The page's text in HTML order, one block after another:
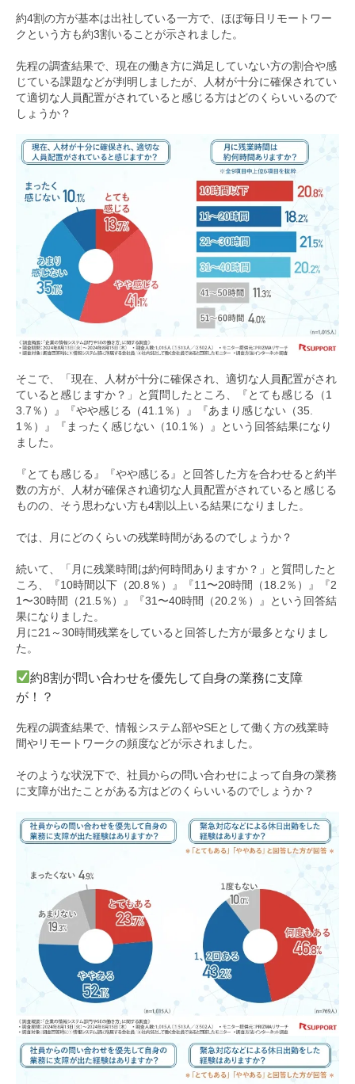
約4割の方が基本は出社している一方で、ほぼ毎日リモートワー
クという方も約3割いることが示されました。
先程の調査結果で、現在の働き方に満足していない方の割合や感
じている課題などが判明しましたが、人材が十分に確保されてい
て適切な人員配置がされていると感じる方はどのくらいいるので
しょうか？
そこで、「現在、人材が十分に確保され、適切な人員配置がされ
ていると感じますか？」と質問したところ、『とても感じる（1
3.7％）』『やや感じる（41.1％）』『あまり感じない（35.
1％）』『まったく感じない（10.1％）』という回答結果になり
ました。
『とても感じる』『やや感じる』と回答した方を合わせると約半
数の方が、人材が確保され適切な人員配置がされていると感じる
ものの、そう思わない方も4割以上いる結果になりました。
では、月にどのくらいの残業時間があるのでしょうか？
続いて、「月に残業時間は約何時間ありますか？」と質問したと
ころ、『10時間以下（20.8％）』『11〜20時間（18.2％）』『2
1〜30時間（21.5％）』『31〜40時間（20.2％）』という回答結
果になりました。
月に21～30時間残業をしていると回答した方が最多となりまし
た。
約8割が問い合わせを優先して自身の業務に支障
が！？
先程の調査結果で、情報システム部やSEとして働く方の残業時
間やリモートワークの頻度などが示されました。
そのような状況下で、社員からの問い合わせによって自身の業務
に支障が出たことがある方はどのくらいいるのでしょうか？